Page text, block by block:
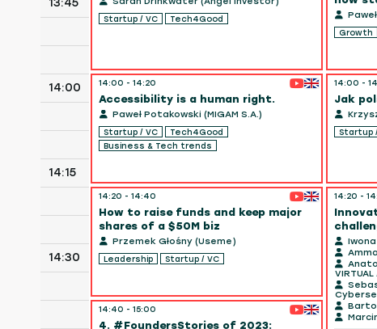
13:45
14:00
14:15
14:30
Startup / VC
Tech4Good
14:00 - 14:20
Accessibility is a human right.
Paweł Potakowski (MIGAM S.A.)
Startup / VC
Tech4Good
Business & Tech trends
14:20 - 14:40
How to raise funds and keep major
shares of a $50M biz
Przemek Głośny (Useme)
Leadership
Startup / VC
14:40 - 15:00
4. #FoundersStories of 2023:
Growth
14:00 -
Jak
Startup
14:20 -